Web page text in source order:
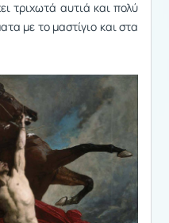
τριχωτά αυτιά και πολύ
με το μαστίγιο και στα